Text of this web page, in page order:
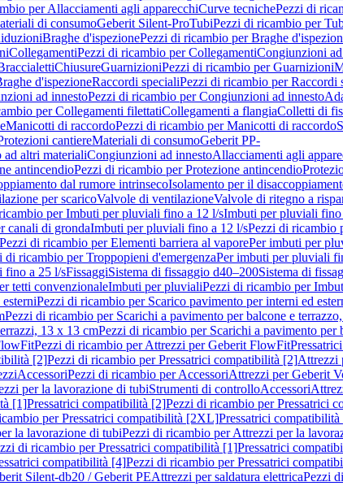
per Allacciamenti agli apparecchiCurve tecnichePezzi di
di consumoGeberit Silent-ProTubiPezzi di ricambio per
Braghe d'ispezionePezzi di ricambio per Braghe
CollegamentiPezzi di ricambio per CollegamentiCongiunzioni
ChiusureGuarnizioniPezzi di ricambio per Guarnizioni
d'ispezioneRaccordi specialiPezzi di ricambio per Raccordi
ad innestoPezzi di ricambio per Congiunzioni ad innesto
per Collegamenti filettatiCollegamenti a flangiaColletti di
Manicotti di raccordoPezzi di ricambio per Manicotti di raccordo
cantiereMateriali di consumoGeberit PP-
ad altri materialiCongiunzioni ad innestoAllacciamenti agli
antincendioPezzi di ricambio per Protezione antincendio
dal rumore intrinsecoIsolamento per il
per scaricoValvole di ventilazioneValvole di ritegno a
per Imbuti per pluviali fino a 12 l/sImbuti per pluviali fino
canali di grondaImbuti per pluviali fino a 12 l/sPezzi di ricambio
Pezzi di ricambio per Elementi barriera al vaporePer imbuti per
di ricambio per Troppopieni d'emergenzaPer imbuti per pluviali
fino a 25 l/sFissaggiSistema di fissaggio d40–200Sistema di
tetti convenzionaleImbuti per pluvialiPezzi di ricambio per
Pezzi di ricambio per Scarico pavimento per interni ed
Pezzi di ricambio per Scarichi a pavimento per balcone e
13 x 13 cmPezzi di ricambio per Scarichi a pavimento per
Pezzi di ricambio per Attrezzi per Geberit FlowFit
[2]Pezzi di ricambio per Pressatrici compatibilità [2]Attrezzi
AccessoriPezzi di ricambio per AccessoriAttrezzi per Geberit
per la lavorazione di tubiStrumenti di controlloAccessori
[1]Pressatrici compatibilità [2]Pezzi di ricambio per Pressatrici
per Pressatrici compatibilità [2XL]Pressatrici
la lavorazione di tubiPezzi di ricambio per Attrezzi per la
di ricambio per Pressatrici compatibilità [1]Pressatrici
compatibilità [4]Pezzi di ricambio per Pressatrici
Silent-db20 / Geberit PEAttrezzi per saldatura elettricaPezzi